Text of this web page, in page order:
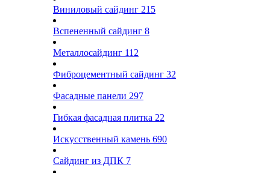
Виниловый сайдинг 215
Вспененный сайдинг 8
Металлосайдинг 112
Фиброцементный сайдинг 32
Фасадные панели 297
Гибкая фасадная плитка 22
Искусственный камень 690
Сайдинг из ДПК 7